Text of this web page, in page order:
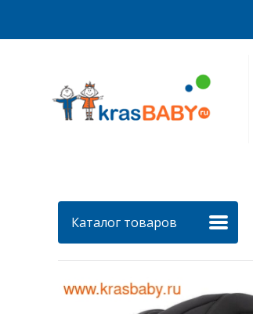
Каталог товаров